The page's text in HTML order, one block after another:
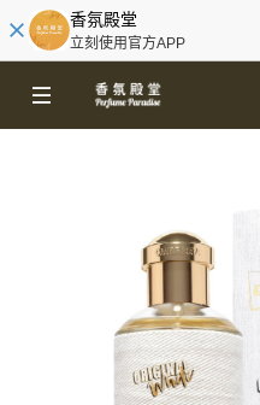
香氛殿堂
立刻使用官方APP